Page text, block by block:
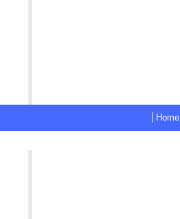
Home